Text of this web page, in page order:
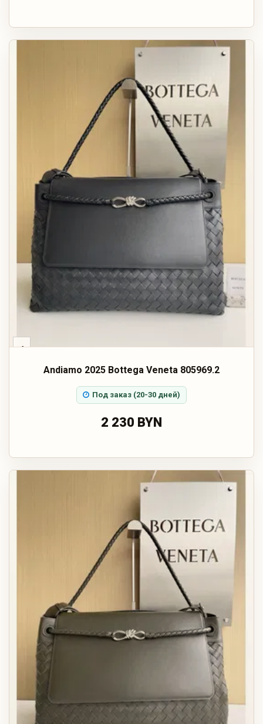
‹
Andiamo 2025 Bottega Veneta 805969.2
Под заказ (20-30 дней)
2 230 BYN